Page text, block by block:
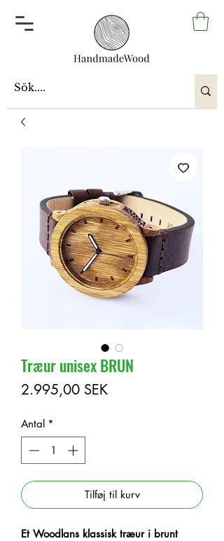
Træur unisex BRUN
2.995,00 SEKPris
Antal *
Tilføj til kurv
Et Woodlans klassisk træur i brunt